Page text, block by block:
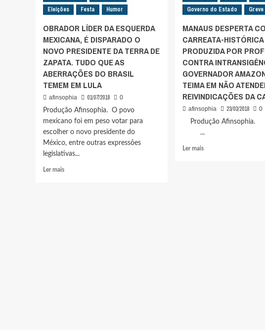
PELA
Eleições
Festa Humor
OBRADOR LÍDER DA ESQUERDA
MEXICANA, É DISPARADO O
NOVO PRESIDENTE DA TERRA DE
ZAPATA. TUDO QUE AS
ABERRAÇÕES DO BRASIL
TEMEM EM LULA
afinsophia 01/07/2018
0
Produção Afinsophia. O povo
mexicano foi em peso votar para
escolher o novo presidente do
México, entre outras expressões
legislativas...
Ler maisLeia
Governo do Estado
Greve
MANAUS DESPERTA
CARREATA-HISTÓRICA
PRODUZIDA POR
CONTRA
GOVERNADOR
TEIMA EM NÃO
REIVINDICAÇÕES DA
afinsophia 23/03/2018
0
Produção
...
Ler maisLeia